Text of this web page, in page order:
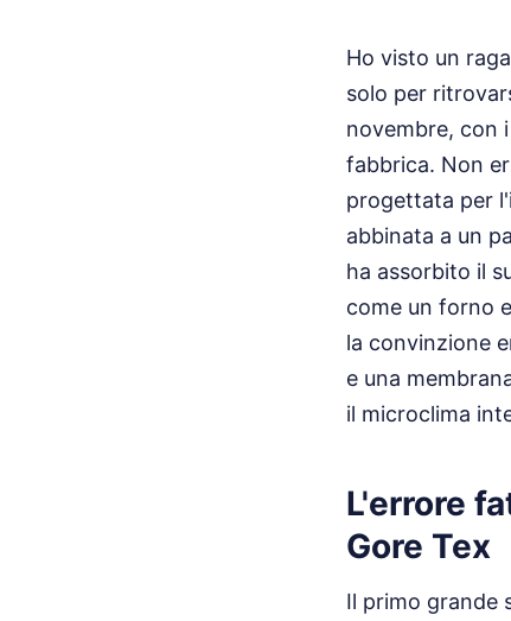
Ho visto un
solo per
novembre, con
fabbrica. Non
progettata per
abbinata a un
ha assorbito il
come un forno
la convinzione
e una
il microclima
L'errore
Gore Tex
Il primo grande